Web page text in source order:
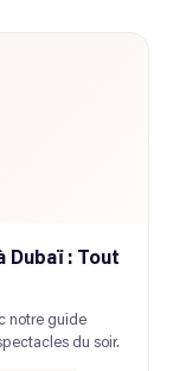
Dubaï : Tout
notre guide
du soir.